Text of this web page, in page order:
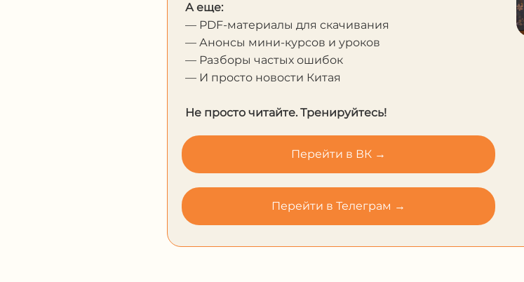
А еще:
— PDF-материалы для скачивания
— Анонсы мини-курсов и уроков
— Разборы частых ошибок
— И просто новости Китая
Не просто читайте. Тренируйтесь!
Перейти в ВК →
Перейти в Телеграм →